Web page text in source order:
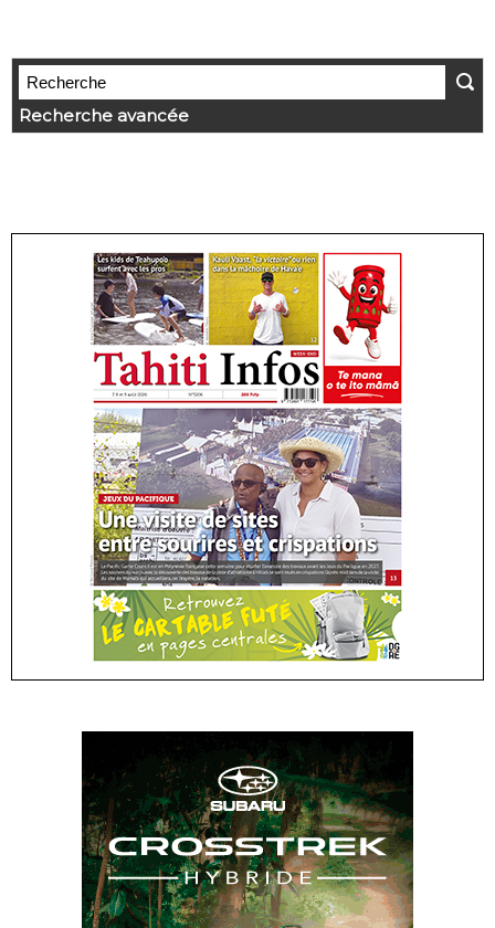
Recherche avancée